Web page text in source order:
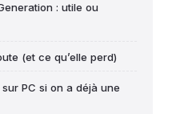
: utile ou
(et ce qu’elle perd)
PC si on a déjà une